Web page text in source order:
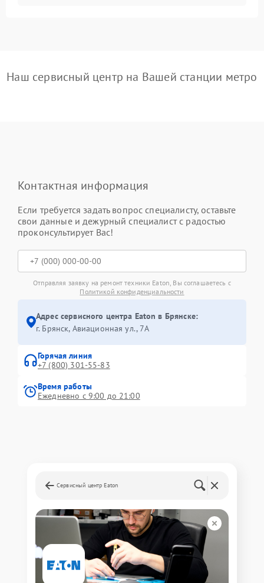
Наш сервисный центр на Вашей станции метро
Контактная информация
Если требуется задать вопрос специалисту, оставьте
свои данные и дежурный специалист с радостью
проконсультирует Вас!
Отправляя заявку на ремонт техники Eaton, Вы соглашаетесь с
Политикой конфиденциальности
Адрес сервисного центра Eaton в Брянске:
г. Брянск, Авиационная ул., 7А
Горячая линия
+7 (800) 301-55-83
Время работы
Ежедневно с 9:00 до 21:00
Сервисный центр Eaton